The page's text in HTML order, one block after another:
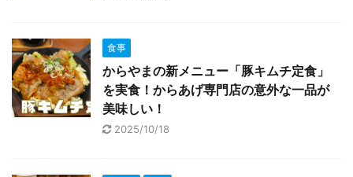
食事
からやまの新メニュー「豚キムチ定食」
を実食！からあげ専門店の意外な一品が
美味しい！
2025/10/18